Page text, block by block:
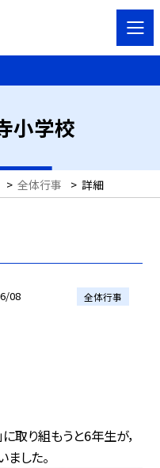
小学校
> 全体行事 > 詳細
08 全体行事
取り組もうと6年生が，
した。